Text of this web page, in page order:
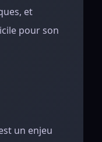
et
pour son
un enjeu